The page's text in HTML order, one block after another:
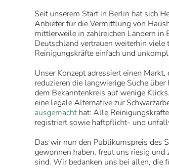
Seit unserem Start in Berlin hat sich
Anbieter für die Vermittlung von
mittlerweile in zahlreichen Ländern in
Deutschland vertrauen weiterhin
Reinigungskräfte einfach und
Unser Konzept adressiert einen
reduzieren die langwierige Suche
dem Bekanntenkreis auf wenige
eine legale Alternative zur
ausgemachthat: Alle
registriert sowie haftpflicht- und
Das wir nun den Publikumspreis des
gewonnen haben, freut uns riesig
sind. Wir bedanken uns bei allen, die